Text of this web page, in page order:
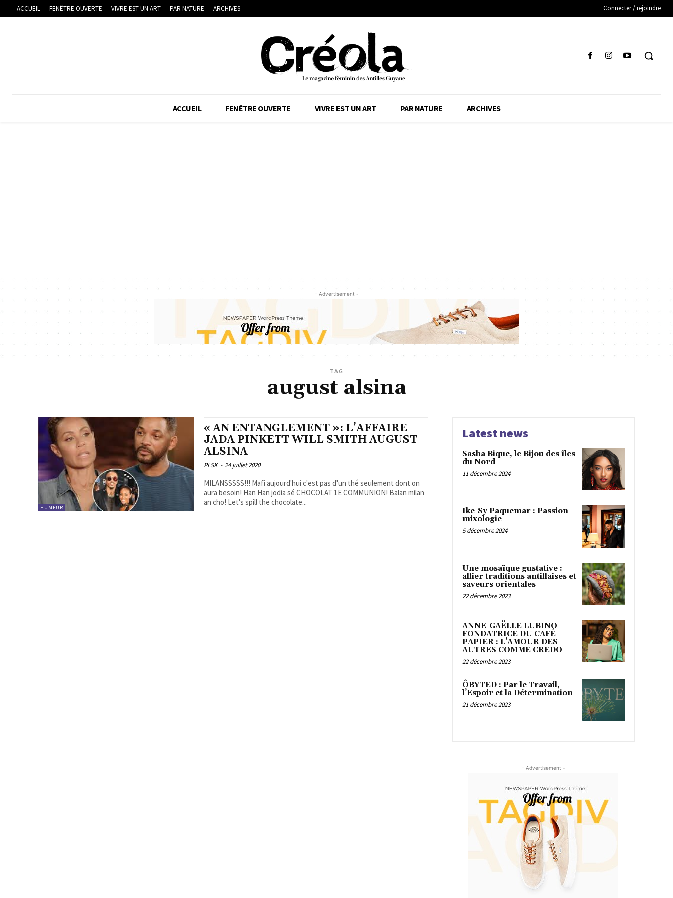
ACCUEIL FENÊTRE OUVERTE VIVRE EST UN ART PAR NATURE ARCHIVES Connecter / rejoindre
ACCUEIL FENÊTRE OUVERTE VIVRE EST UN ART PAR NATURE ARCHIVES
- Advertisement -
TAG
august alsina
HUMEUR
« AN ENTANGLEMENT »: L’AFFAIRE
JADA PINKETT WILL SMITH AUGUST
ALSINA
PLSK - 24 juillet 2020
MILANSSSSS!!! Mafi aujourd'hui c'est pas d'un thé seulement dont on
aura besoin! Han Han jodia sé CHOCOLAT 1E COMMUNION! Balan milan
an cho! Let's spill the chocolate...
Latest news
Sasha Bique, le Bijou des îles
du Nord
11 décembre 2024
Ike-Sy Paquemar : Passion
mixologie
5 décembre 2024
Une mosaïque gustative :
allier traditions antillaises et
saveurs orientales
22 décembre 2023
ANNE-GAËLLE LUBINO
FONDATRICE DU CAFÉ
PAPIER : L’AMOUR DES
AUTRES COMME CREDO
22 décembre 2023
ÔBYTED : Par le Travail,
l’Espoir et la Détermination
21 décembre 2023
- Advertisement -